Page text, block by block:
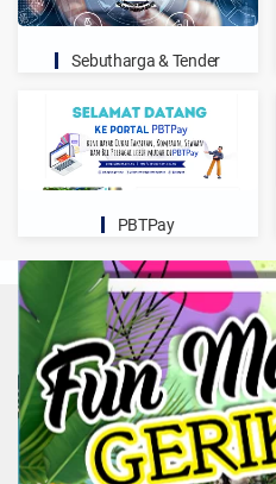
Sebutharga & Tender
PBTPay